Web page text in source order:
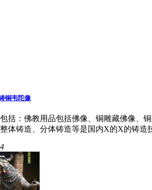
铜韦陀像
括：佛教用品包括佛像、铜雕藏佛像、
体铸造、分体铸造等是国内X的X的铸造